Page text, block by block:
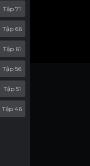
Tập 71
Tập 66
Tập 61
Tập 56
Tập 51
Tập 46